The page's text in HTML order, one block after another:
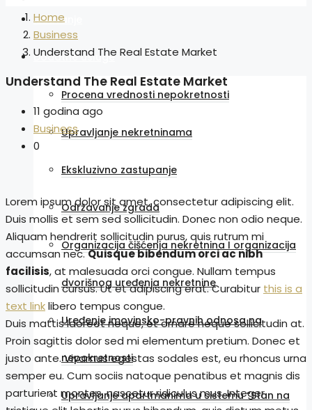
Izdavanje
Dodatne usluge
Procena vrednosti nepokretnosti
Upravljanje nekretninama
Ekskluzivno zastupanje
Održavanje zgrada
Organizacija čišćenja nekretnina I organizacija
dvorišnog uređenja nekretnine
Uređenje imovinsko-pravnih odnosa na
nepokretnosti
Upravljanje apartmanima u sistemu “Stan na
Home
Business
Understand The Real Estate Market
Understand The Real Estate Market
11 godina ago
Business
0
Lorem ipsum dolor sit amet, consectetur adipiscing elit.
Duis mollis et sem sed sollicitudin. Donec non odio neque.
Aliquam hendrerit sollicitudin purus, quis rutrum mi
accumsan nec.Quisque bibendum orci ac nibh
facilisis, at malesuada orci congue. Nullam tempus
sollicitudin cursus. Ut et adipiscing erat. Curabitur this is a
text linklibero tempus congue.
Duis mattis laoreet neque, et ornare neque sollicitudin at.
Proin sagittis dolor sed mi elementum pretium. Donec et
justo ante. Vivamus egestas sodales est, eu rhoncus urna
semper eu. Cum sociis natoque penatibus et magnis dis
parturient montes, nascetur ridiculus mus. Integer